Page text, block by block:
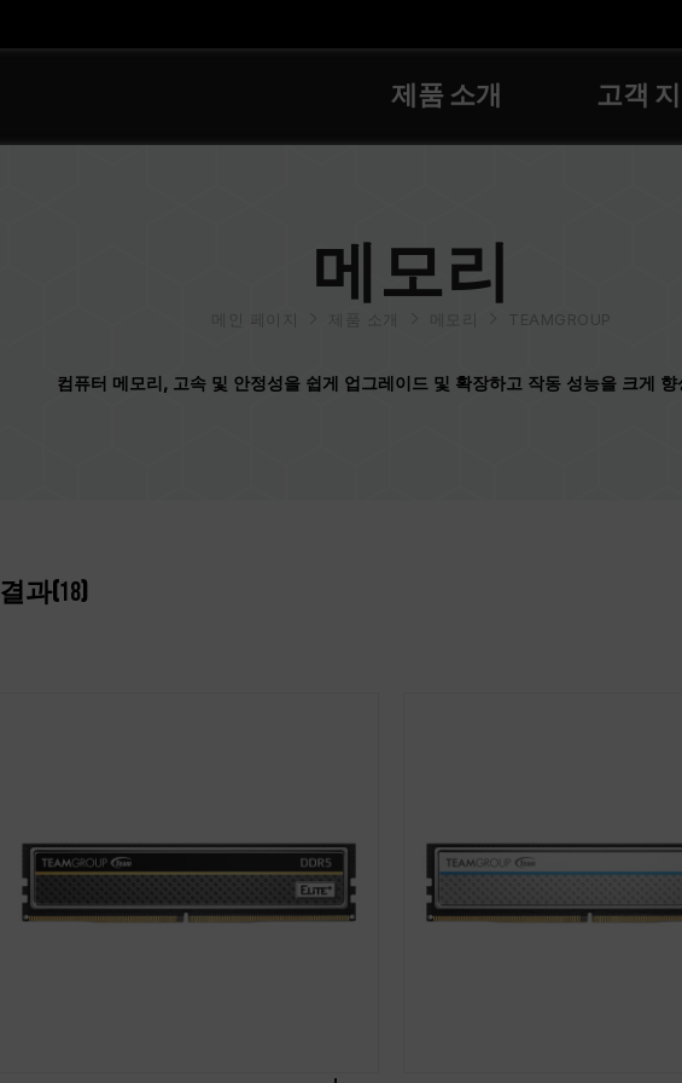
제품 소개 고객
메모리
제품 소개 TEAMGROUP
컴퓨터 메모리, 고속 및 안정성을 쉽게 업그레이드 및 확장하고 작동 성능을 크게
결과(18)